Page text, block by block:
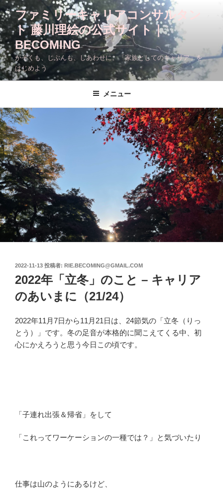
コ
ン
テ
ン
ツ
へ
ス
プ
ファミリーキャリアコンサルタン
ト 藤川理絵の公式サイト｜
BECOMING
かぞくも、じぶんも、しあわせに。「家族としてのキャリア」を
はじめよう
メニュー
投
稿
日:
2022-11-13 投稿者: RIE.BECOMING@GMAIL.COM
2022年「立冬」のこと – キャリア
のあいまに（21/24）
2022年11月7日から11月21日は、24節気の「立冬（りっ
とう）」です。冬の足音が本格的に聞こえてくる中、初
心にかえろうと思う今日この頃です。
「子連れ出張＆帰省」をして
「これってワーケーションの一種では？」と気づいたり
仕事は山のようにあるけど、